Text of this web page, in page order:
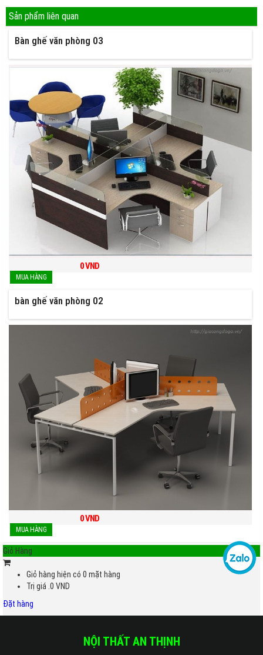
Sản phẩm liên quan
Bàn ghế văn phòng 03
0VND
bàn ghế văn phòng 02
0VND
Giỏ Hàng
Giỏ hàng hiện có 0 mặt hàng
Trị giá .0 VND
Đặt hàng
NỘI THẤT AN THỊNH